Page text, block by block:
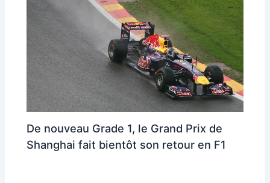
De nouveau Grade 1, le Grand Prix de
Shanghai fait bientôt son retour en F1